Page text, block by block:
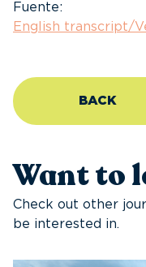
Fuente:
English transcript/
BACK
Want to
Check out other
be interested in.